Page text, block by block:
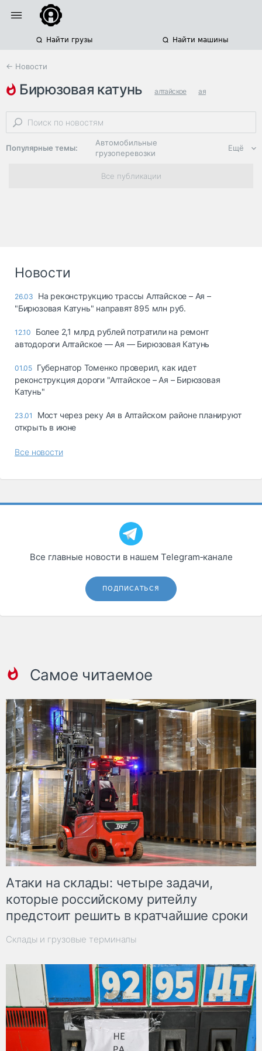
Найти грузы Найти машины
← Новости
бирюзовая катунь алтайское ая
алтайский край
Популярные темы:
Автомобильные
грузоперевозки
Региональная
логистика
опасные грузы
страхование
Склады и
грузовые
транспорт
автохимия
Ещё
Все публикации
Новости
26.03
На реконструкцию трассы Алтайское – Ая –
"Бирюзовая Катунь" направят 895 млн руб.
12.10
Более 2,1 млрд рублей потратили на ремонт
автодороги Алтайское — Ая — Бирюзовая Катунь
01.05 Губернатор Томенко проверил, как идет
реконструкция дороги "Алтайское – Ая – Бирюзовая
Катунь"
23.01
Мост через реку Ая в Алтайском районе планируют
открыть в июне
Все новости
Все главные новости в нашем Telegram‑канале
ПОДПИСАТЬСЯ
Самое читаемое
Атаки на склады: четыре задачи,
которые российскому ритейлу
предстоит решить в кратчайшие сроки
Склады и грузовые терминалы